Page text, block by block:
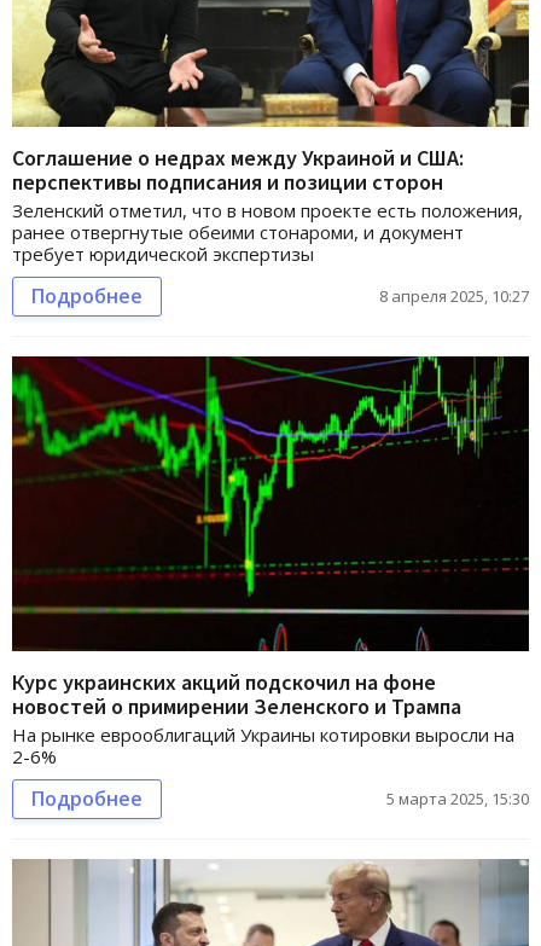
Соглашение о недрах между Украиной и США:
перспективы подписания и позиции сторон
Зеленский отметил, что в новом проекте есть положения,
ранее отвергнутые обеими стонароми, и документ
требует юридической экспертизы
Подробнее 8 апреля 2025, 10:27
Курс украинских акций подскочил на фоне
новостей о примирении Зеленского и Трампа
На рынке еврооблигаций Украины котировки выросли на
2-6%
Подробнее 5 марта 2025, 15:30